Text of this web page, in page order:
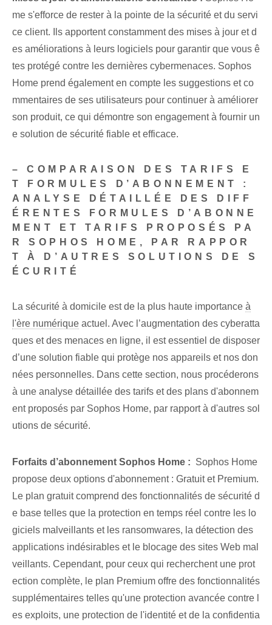
me s'efforce de rester à la pointe de la sécurité et du servi
ce client.⁢ Ils apportent constamment des mises à jour et d
es améliorations à leurs logiciels pour garantir que vous ê
tes protégé contre les dernières cybermenaces. Sophos
Home prend également en compte les suggestions et co
mmentaires de ses utilisateurs pour continuer à améliorer
son produit, ce qui démontre son engagement à fournir un
e solution de sécurité fiable et efficace.
– COMPARAISON DES TARIFS E
T FORMULES D’ABONNEMENT :
ANALYSE DÉTAILLÉE DES DIFF
ÉRENTES FORMULES D’ABONNE
MENT ET TARIFS PROPOSÉS PA
R SOPHOS HOME, PAR RAPPOR
T À D’AUTRES SOLUTIONS DE S
ÉCURITÉ
La sécurité à domicile est de la plus haute importance‌ à
l'ère numérique actuel. Avec l’augmentation des cyberatta
ques et des menaces en ligne, il est essentiel de disposer
d’une solution fiable qui protège nos appareils et nos don
nées personnelles. Dans cette section, nous procéderons
à une analyse détaillée des tarifs et des plans d'abonnem
ent proposés par Sophos Home, par rapport à d'autres sol
utions de sécurité.
Forfaits d’abonnement Sophos Home : ‌ Sophos Home
propose deux options d'abonnement : Gratuit et Premium.
Le plan gratuit comprend des fonctionnalités de sécurité d
e base telles que la protection en temps réel contre les lo
giciels malveillants et les ransomwares, la détection des
applications indésirables et le blocage des sites Web mal
veillants. Cependant, pour ceux qui recherchent une prot
ection complète, le plan Premium offre des fonctionnalités
supplémentaires telles qu'une protection avancée contre l
es exploits, une protection de l'identité et de la confidentia